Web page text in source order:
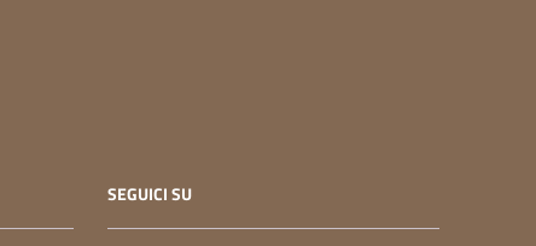
SEGUICI SU